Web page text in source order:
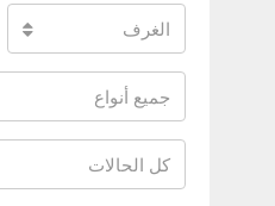
الغرف
جميع أنواع
كل الحالات